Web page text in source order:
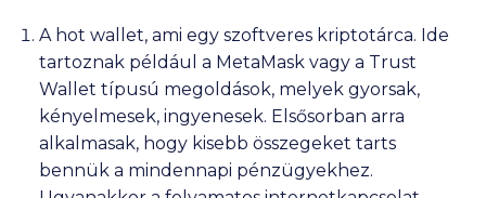
A hot wallet, ami egy szoftveres kriptotárca. Ide
tartoznak például a MetaMask vagy a Trust
Wallet típusú megoldások, melyek gyorsak,
kényelmesek, ingyenesek. Elsősorban arra
alkalmasak, hogy kisebb összegeket tarts
bennük a mindennapi pénzügyekhez.